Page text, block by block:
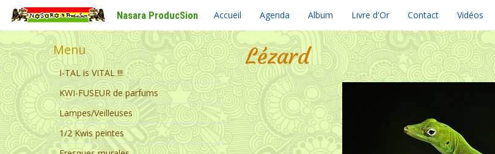
Nasara ProducSion Accueil Agenda Album Livre d'Or Contact Vidéos
Lézard
Menu
I-TAL is VITAL !!!
KWI-FUSEUR de parfums
Lampes/Veilleuses
1/2 Kwis peintes